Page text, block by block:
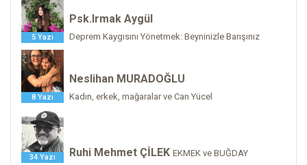
5 Yazı
Psk.Irmak Aygül
Deprem Kaygısını Yönetmek: Beyninizle Barışınız
8 Yazı
Neslihan MURADOĞLU
Kadın, erkek, mağaralar ve Can Yücel
34 Yazı Ruhi Mehmet ÇİLEK EKMEK ve BUĞDAY